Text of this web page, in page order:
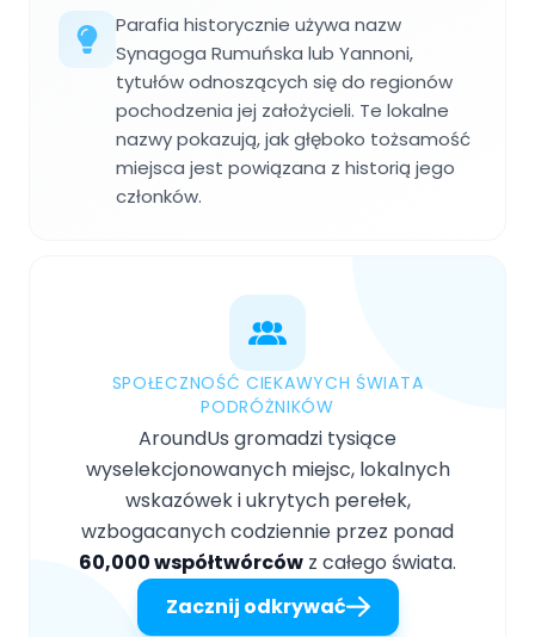
Parafia historycznie używa nazw
Synagoga Rumuńska lub Yannoni,
tytułów odnoszących się do regionów
pochodzenia jej założycieli. Te lokalne
nazwy pokazują, jak głęboko tożsamość
miejsca jest powiązana z historią jego
członków.
SPOŁECZNOŚĆ CIEKAWYCH ŚWIATA
PODRÓŻNIKÓW
AroundUs gromadzi tysiące
wyselekcjonowanych miejsc, lokalnych
wskazówek i ukrytych perełek,
wzbogacanych codziennie przez ponad
60,000 współtwórców z całego świata.
Zacznij odkrywać